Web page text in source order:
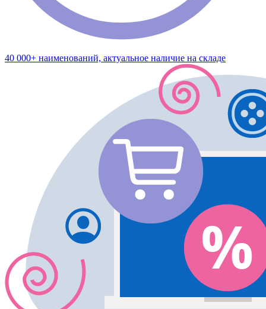
40 000+ наименований, актуальное наличие на складе